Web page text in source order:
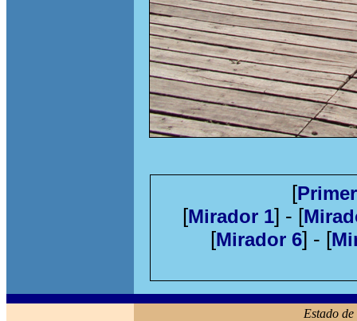
[
[Mirador 1] - [
[Mirador 6] - [
Estado